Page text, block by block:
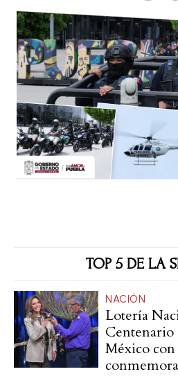
TOP 5 DE LA
NACIÓN
Lotería
Centenario
México